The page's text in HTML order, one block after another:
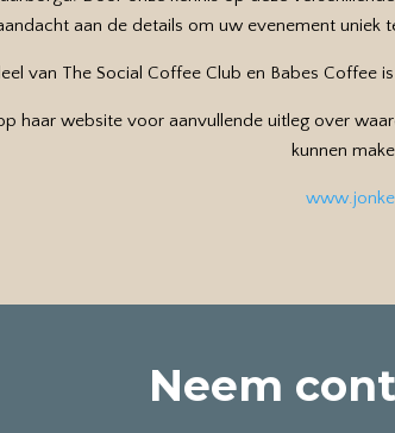
aan de details om uw evenement uniek
van The Social Coffee Club en Babes Coffee
haar website voor aanvullende uitleg over
kunnen
Neem